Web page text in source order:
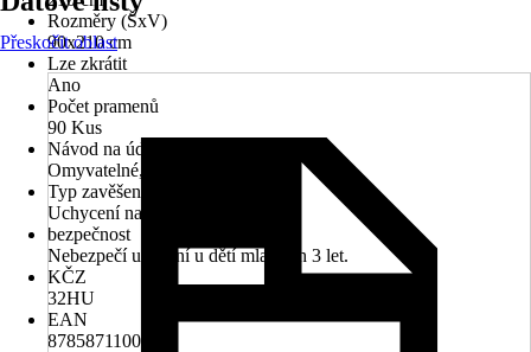
Rozměry (ŠxV)
90x210 cm
Lze zkrátit
Ano
Počet pramenů
90 Kus
Návod na údržbu
Omyvatelné, Ruční praní
Typ zavěšení
Uchycení na stěnu
bezpečnost
Nebezpečí udušení u dětí mladších 3 let.
KČZ
32HU
EAN
8785871100883
Přeskočit oblast